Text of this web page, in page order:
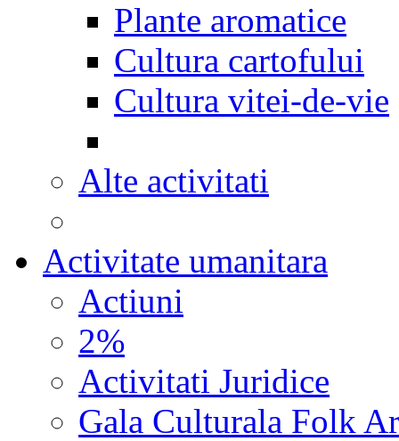
Plante aromatice
Cultura cartofului
Cultura vitei-de-vie
Alte activitati
Activitate umanitara
Actiuni
2%
Activitati Juridice
Gala Culturala Folk